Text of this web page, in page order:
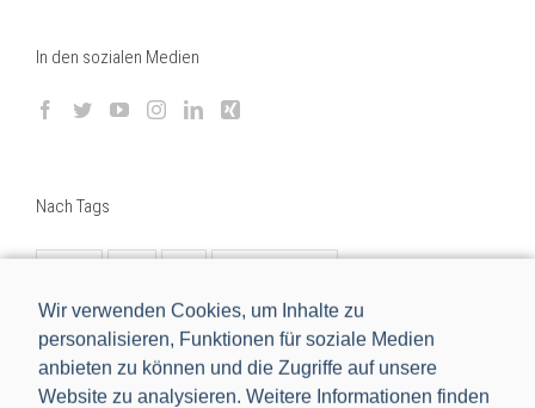
Wir verwenden Cookies, um Inhalte zu
personalisieren, Funktionen für soziale Medien
anbieten zu können und die Zugriffe auf unsere
Website zu analysieren. Weitere Informationen finden
In den sozialen Medien
Nach Tags
Digitalisierung der Energiewende e-mobilität
energiemanagement Energiewende
Energiewendentechnology Energiezukunft